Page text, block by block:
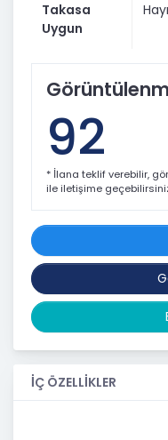
Takasa
Uygun
92
* İlana teklif verebilir,
ile iletişime
İÇ ÖZELLİKLER